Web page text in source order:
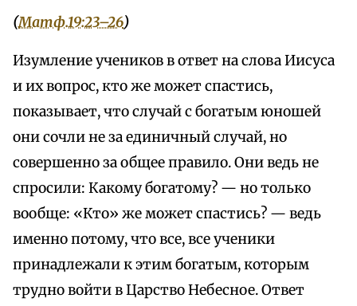
(Матф.19:23–26)
Изумление учеников в ответ на слова Иисуса
и их вопрос, кто же может спастись,
показывает, что случай с богатым юношей
они сочли не за единичный случай, но
совершенно за общее правило. Они ведь не
спросили: Какому богатому? — но только
вообще: «Кто» же может спастись? — ведь
именно потому, что все, все ученики
принадлежали к этим богатым, которым
трудно войти в Царство Небесное. Ответ